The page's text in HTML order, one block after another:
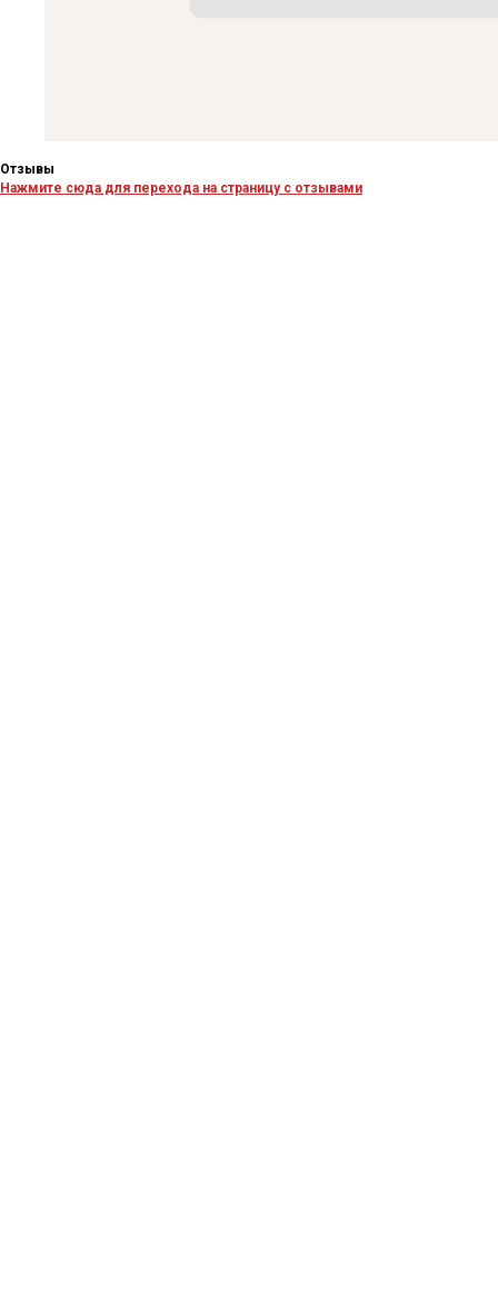
Отзывы
Нажмите сюда для перехода на страницу с отзывами